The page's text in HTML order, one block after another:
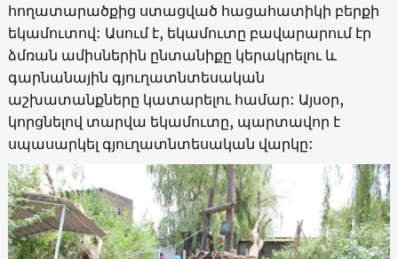
հողատարածքից ստացված հացահատիկի բերքի
եկամուտով: Ասում է, եկամուտը բավարարում էր
ձմռան ամիսներին ընտանիքը կերակրելու և
գարնանային գյուղատնտեսական
աշխատանքները կատարելու համար: Այսօր,
կորցնելով տարվա եկամուտը, պարտավոր է
սպասարկել գյուղատնտեսական վարկը: